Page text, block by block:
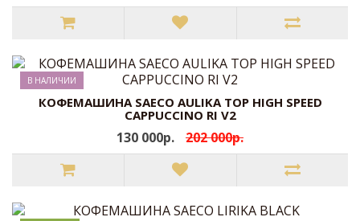
В НАЛИЧИИ
КОФЕМАШИНА SAECO AULIKA TOP HIGH SPEED
CAPPUCCINO RI V2
130 000р. 202 000р.